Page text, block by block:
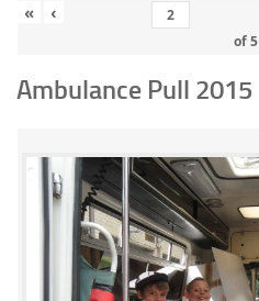
« ‹
of5
Ambulance Pull 2015